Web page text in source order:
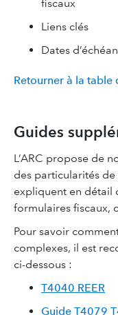
fiscaux
Liens clés
Dates
Retourner à la table
Guides
L’ARC propose de
des particularités
expliquent en détail
formulaires fiscaux,
Pour savoir
complexes, il est
ci-dessous :
T4040 REER
Guide T4079